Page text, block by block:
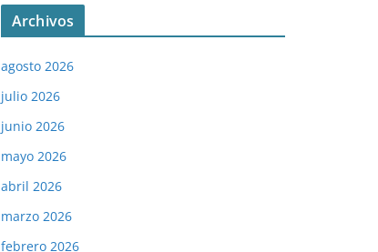
Archivos
agosto 2026
julio 2026
junio 2026
mayo 2026
abril 2026
marzo 2026
febrero 2026